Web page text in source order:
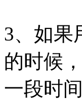
3、如果
的时候
一段时